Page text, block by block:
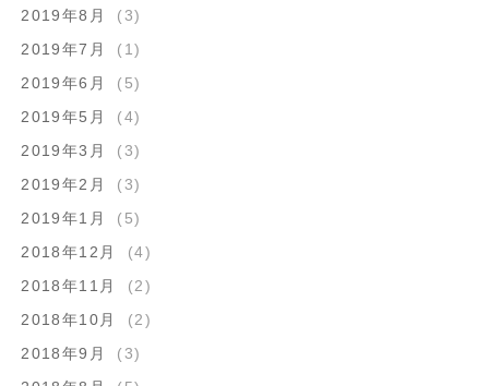
2019年8月
(3)
2019年7月
(1)
2019年6月
(5)
2019年5月
(4)
2019年3月
(3)
2019年2月
(3)
2019年1月
(5)
2018年12月
(4)
2018年11月
(2)
2018年10月
(2)
2018年9月
(3)